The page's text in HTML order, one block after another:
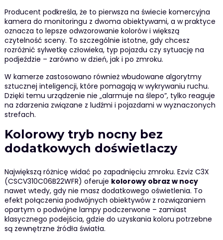
Producent podkreśla, że to pierwsza na świecie komercyjna
kamera do monitoringu z dwoma obiektywami, a w praktyce
oznacza to lepsze odwzorowanie kolorów i większą
czytelność sceny. To szczególnie istotne, gdy chcesz
rozróżnić sylwetkę człowieka, typ pojazdu czy sytuację na
podjeździe – zarówno w dzień, jak i po zmroku.
W kamerze zastosowano również wbudowane algorytmy
sztucznej inteligencji, które pomagają w wykrywaniu ruchu.
Dzięki temu urządzenie nie „alarmuje na ślepo”, tylko reaguje
na zdarzenia związane z ludźmi i pojazdami w wyznaczonych
strefach.
Kolorowy tryb nocny bez
dodatkowych doświetlaczy
Największą różnicę widać po zapadnięciu zmroku. Ezviz C3X
(CSCV310C06B22WFR) oferuje kolorowy obraz w nocy
nawet wtedy, gdy nie masz dodatkowego oświetlenia. To
efekt połączenia podwójnych obiektywów z rozwiązaniem
opartym o podwójne lampy podczerwone – zamiast
klasycznego podejścia, gdzie do uzyskania koloru potrzebne
są zewnętrzne źródła światła.